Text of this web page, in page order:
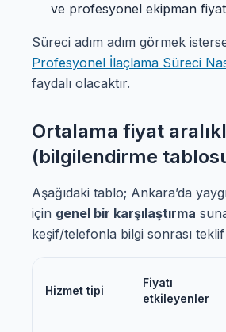
ve profesyonel ekipman
Süreci adım adım görmek
Profesyonel İlaçlama Süreci
faydalı olacaktır.
Ortalama fiyat
(bilgilendirme
Aşağıdaki tablo; Ankara’da
için genel bir karşılaştırma
keşif/telefonla bilgi sonrası teklif
Hizmet tipi
Fiyatı
etkileyenler